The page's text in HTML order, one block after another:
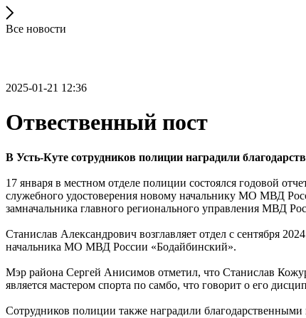
Все новости
2025-01-21 12:36
Отвественный пост
В Усть-Куте сотрудников полиции наградили
17 января в местном отделе полиции состоялся годовой
служебного удостоверения новому начальнику МО МВД
замначальника главного регионального управления МВД
Станислав Александрович возглавляет отдел с сентября
начальника МО МВД России «Бодайбинский».
Мэр района Сергей Анисимов отметил, что Станислав
является мастером спорта по самбо, что говорит о его
Сотрудников полиции также наградили